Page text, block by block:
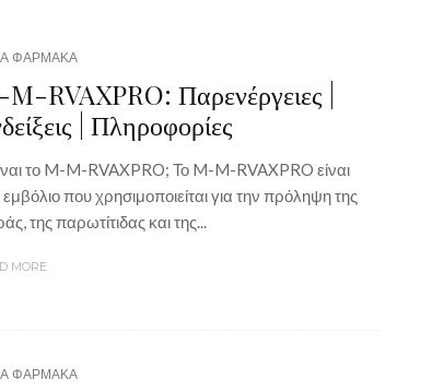
ΦΑΡΜΑΚΑ
RVAXPRO: Παρενέργειες |
| Πληροφορίες
το M-M-RVAXPRO; Το M-M-RVAXPRO είναι
που χρησιμοποιείται για την πρόληψη της
της παρωτίτιδας και της...
MORE
ΦΑΡΜΑΚΑ